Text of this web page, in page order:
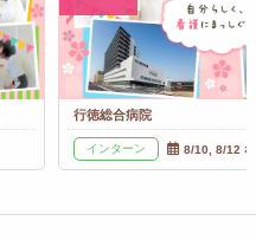
行徳総合病院
インターン 8/10, 8/12